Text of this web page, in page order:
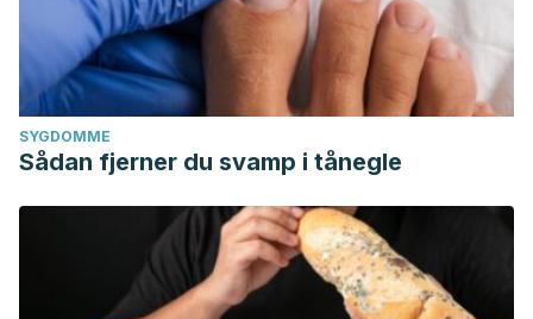
SYGDOMME
Sådan fjerner du svamp i tånegle